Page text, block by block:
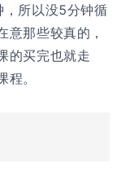
所以没5分钟循
意那些较真的，
的买完也就走
。